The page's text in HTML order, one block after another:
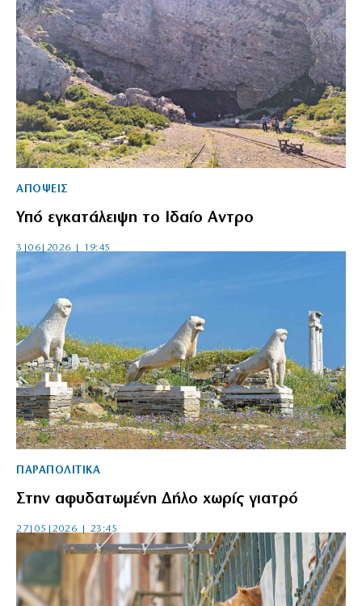
ΑΠΟΨΕΙΣ
Υπό εγκατάλειψη το Ιδαίο Αντρο
3|06|2026 | 19:45
ΠΑΡΑΠΟΛΙΤΙΚΑ
Στην αφυδατωμένη Δήλο χωρίς γιατρό
27|05|2026 | 23:45